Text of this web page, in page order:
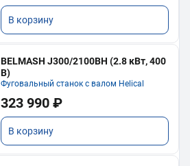
В корзину
BELMASH J300/2100ВH (2.8 кВт, 400
В)
Фуговальный станок с валом Helical
323 990 ₽
В корзину